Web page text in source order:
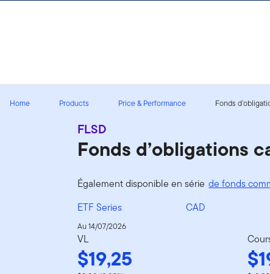
Home Products Price & Performance Fonds
FLSD
Fonds d’obligations
Également disponible en série de fonds
ETF Series
CAD
Au 14/07/2026
VL
$19,25